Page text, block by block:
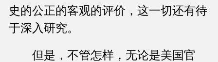
史的公正的客观的评价，这一切还有待
于深入研究。
但是，不管怎样，无论是美国官